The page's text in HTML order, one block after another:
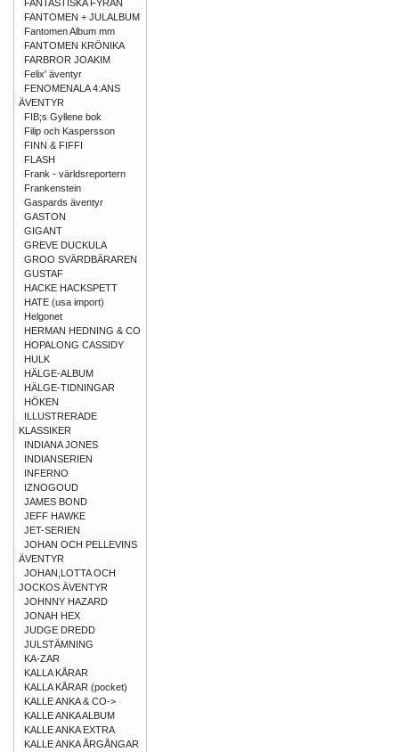
FANTASTISKA FYRAN
FANTOMEN + JULALBUM
Fantomen Album mm
FANTOMEN KRÖNIKA
FARBROR JOAKIM
Felix' äventyr
FENOMENALA 4:ANS
ÄVENTYR
FIB;s Gyllene bok
Filip och Kaspersson
FINN & FIFFI
FLASH
Frank - världsreportern
Frankenstein
Gaspards äventyr
GASTON
GIGANT
GREVE DUCKULA
GROO SVÄRDBÄRAREN
GUSTAF
HACKE HACKSPETT
HATE (usa import)
Helgonet
HERMAN HEDNING & CO
HOPALONG CASSIDY
HULK
HÄLGE-ALBUM
HÄLGE-TIDNINGAR
HÖKEN
ILLUSTRERADE
KLASSIKER
INDIANA JONES
INDIANSERIEN
INFERNO
IZNOGOUD
JAMES BOND
JEFF HAWKE
JET-SERIEN
JOHAN OCH PELLEVINS
ÄVENTYR
JOHAN,LOTTA OCH
JOCKOS ÄVENTYR
JOHNNY HAZARD
JONAH HEX
JUDGE DREDD
JULSTÄMNING
KA-ZAR
KALLA KÅRAR
KALLA KÅRAR (pocket)
KALLE ANKA & CO->
KALLE ANKA ALBUM
KALLE ANKA EXTRA
KALLE ANKA ÅRGÅNGAR